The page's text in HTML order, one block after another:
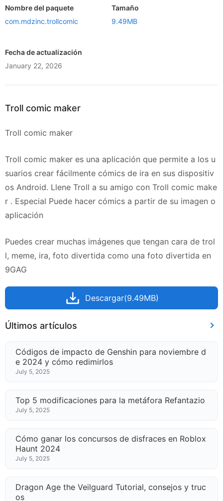
Nombre del paquete
com.mdzinc.trollcomic
Tamaño
9.49MB
Fecha de actualización
January 22, 2026
Troll comic maker
Troll comic maker
Troll comic maker es una aplicación que permite a los u
suarios crear fácilmente cómics de ira en sus dispositiv
os Android. Llene Troll a su amigo con Troll comic make
r . Especial Puede hacer cómics a partir de su imagen o
aplicación
Puedes crear muchas imágenes que tengan cara de trol
l, meme, ira, foto divertida como una foto divertida en
9GAG
Descargar(9.49MB)
Últimos artículos
Códigos de impacto de Genshin para noviembre d
e 2024 y cómo redimirlos
July 5, 2025
Top 5 modificaciones para la metáfora Refantazio
July 5, 2025
Cómo ganar los concursos de disfraces en Roblox
Haunt 2024
July 5, 2025
Dragon Age the Veilguard Tutorial, consejos y truc
os